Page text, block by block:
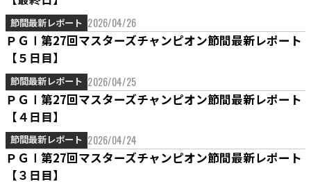
節間最新レポート 2026/04/26
ＰＧⅠ第27回マスターズチャンピオン節間最新レポート
【５日目】
節間最新レポート 2026/04/25
ＰＧⅠ第27回マスターズチャンピオン節間最新レポート
【４日目】
節間最新レポート 2026/04/24
ＰＧⅠ第27回マスターズチャンピオン節間最新レポート
【３日目】